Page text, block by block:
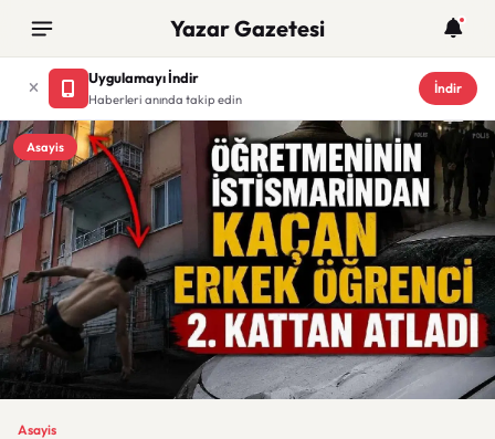
Yazar Gazetesi
Uygulamayı İndir
Haberleri anında takip edin
İndir
Asayis
Asayis